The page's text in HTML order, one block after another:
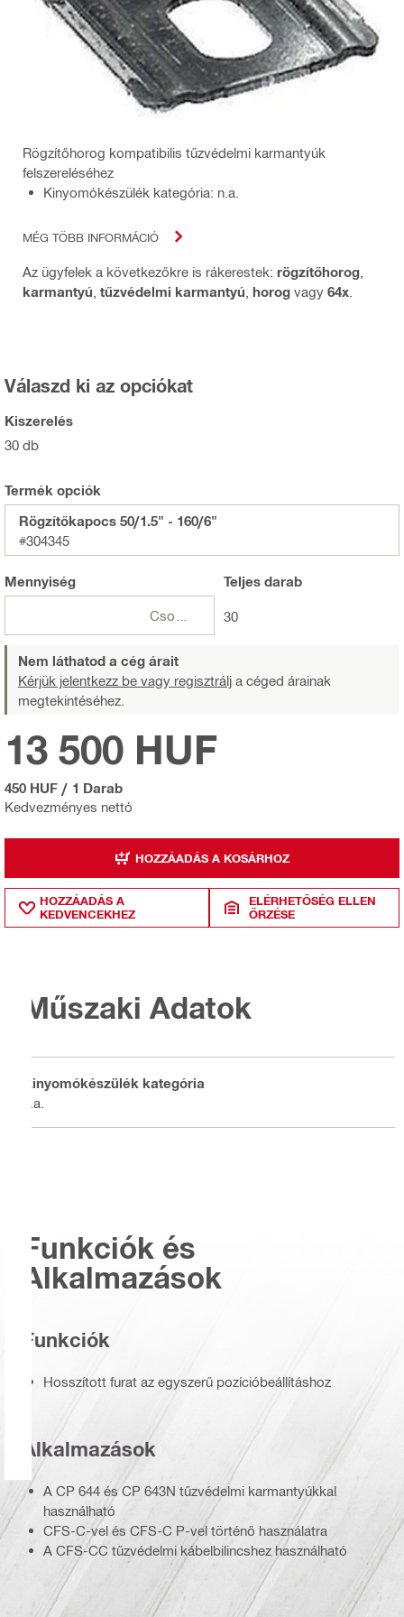
Rögzítőhorog kompatibilis tűzvédelmi karmantyúk
felszereléséhez
Kinyomókészülék kategória: n.a.
MÉG TÖBB INFORMÁCIÓ
Az ügyfelek a következőkre is rákerestek: rögzítőhorog
karmantyú tűzvédelmi karmantyú horog vagy 64x
Válaszd ki az opciókat
Kiszerelés
30 db
Termék opciók
Rögzítőkapocs 50/1.5" - 160/6"
#304345
Mennyiség Teljesdarab
30
Nem láthatod a cég árait
Kérjük jelentkezz be vagy regisztrálj a céged árainak
megtekintéséhez.
Kedvezményes nettó
13 500 HUF
450 HUF / 1 Darab
HOZZÁADÁS A KOSÁRHOZ
HOZZÁADÁS A
KEDVENCEKHEZ
ELÉRHETŐSÉG ELLEN
ŐRZÉSE
Műszaki Adatok
Kinyomókészülék kategória
n.a.
Funkciók és
Alkalmazások
Funkciók
Hosszított furat az egyszerű pozícióbeállításhoz
Alkalmazások
A CP 644 és CP 643N tűzvédelmi karmantyúkkal
használható
CFS-C-vel és CFS-C P-vel történő használatra
A CFS-CC tűzvédelmi kábelbilincshez használható